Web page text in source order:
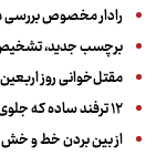
رادار مخصوص بررسی
برچسب جدید،
مقتل‌خوانی روز
۱۲ ترفند ساده که جلوی پرخوری عصبی و اضافه ‌وزن را می‌گیرد
از بین بردن خط و